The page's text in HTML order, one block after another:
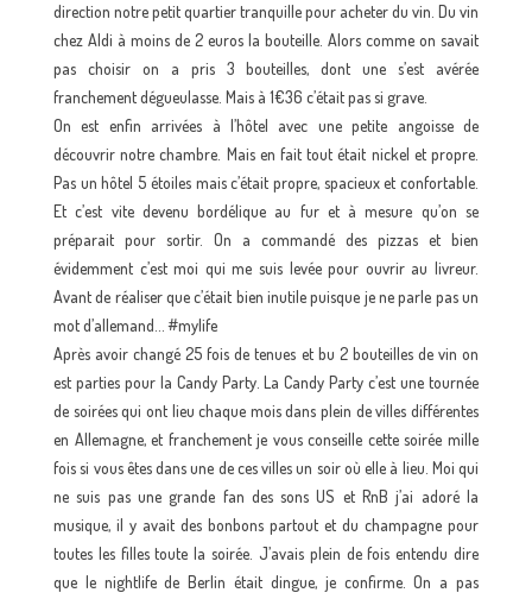
direction notre petit quartier tranquille pour acheter du vin. Du vin
chez Aldi à moins de 2 euros la bouteille. Alors comme on savait
pas choisir on a pris 3 bouteilles, dont une s’est avérée
franchement dégueulasse. Mais à 1€36 c’était pas si grave.
On est enfin arrivées à l’hôtel avec une petite angoisse de
découvrir notre chambre. Mais en fait tout était nickel et propre.
Pas un hôtel 5 étoiles mais c’était propre, spacieux et confortable.
Et c’est vite devenu bordélique au fur et à mesure qu’on se
préparait pour sortir. On a commandé des pizzas et bien
évidemment c’est moi qui me suis levée pour ouvrir au livreur.
Avant de réaliser que c’était bien inutile puisque je ne parle pas un
mot d’allemand… #mylife
Après avoir changé 25 fois de tenues et bu 2 bouteilles de vin on
est parties pour la Candy Party. La Candy Party c’est une tournée
de soirées qui ont lieu chaque mois dans plein de villes différentes
en Allemagne, et franchement je vous conseille cette soirée mille
fois si vous êtes dans une de ces villes un soir où elle à lieu. Moi qui
ne suis pas une grande fan des sons US et RnB j’ai adoré la
musique, il y avait des bonbons partout et du champagne pour
toutes les filles toute la soirée. J’avais plein de fois entendu dire
que le nightlife de Berlin était dingue, je confirme. On a pas